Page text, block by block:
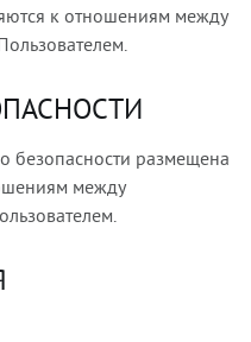
к отношениям между
безопасности размещена
между